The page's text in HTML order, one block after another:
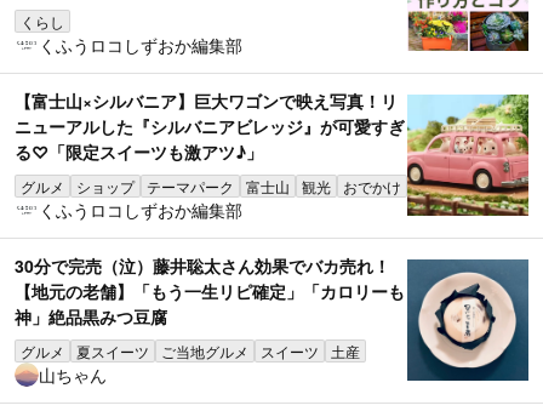
くらし
くふうロコしずおか編集部
【富士山×シルバニア】巨大ワゴンで映え写真！リ
ニューアルした『シルバニアビレッジ』が可愛すぎ
る♡「限定スイーツも激アツ♪」
グルメ ショップ テーマパーク 富士山 観光 おでかけ
くふうロコしずおか編集部
30分で完売（泣）藤井聡太さん効果でバカ売れ！
【地元の老舗】「もう一生リピ確定」「カロリーも
神」絶品黒みつ豆腐
グルメ 夏スイーツ ご当地グルメ スイーツ 土産
山ちゃん